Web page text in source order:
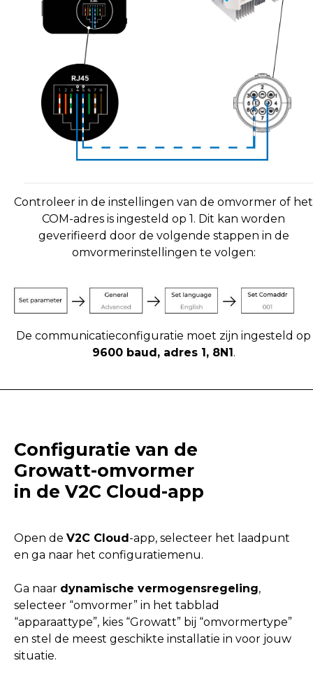
Controleer in de instellingen van de omvormer of het
COM-adres is ingesteld op 1. Dit kan worden
geverifieerd door de volgende stappen in de
omvormerinstellingen te volgen:
De communicatieconfiguratie moet zijn ingesteld op
9600 baud, adres 1, 8N1.
Configuratie van de
Growatt-omvormer
in de V2C Cloud-app
Open de V2C Cloud-app, selecteer het laadpunt
en ga naar het configuratiemenu.
Ga naar dynamische vermogensregeling,
selecteer “omvormer” in het tabblad
“apparaattype”, kies “Growatt” bij “omvormertype”
en stel de meest geschikte installatie in voor jouw
situatie.